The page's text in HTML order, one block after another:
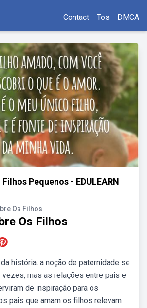
Contact Tos DMCA
Pequenos - EDULEARN
Os Filhos
Os Filhos
história, a noção de paternidade se
mas as relações entre pais e
de inspiração para os
pais que amam os filhos relevam